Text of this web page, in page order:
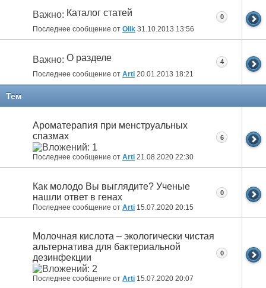
Важно: Каталог статей
Последнее сообщение от Olik 31.10.2013 13:56
0
Важно: О разделе
Последнее сообщение от Arti 20.01.2013 18:21
4
Тем
Ароматерапия при менструальных
спазмах
Последнее сообщение от Arti 21.08.2020 22:30
6
Как молодо Вы выглядите? Ученые
нашли ответ в генах
Последнее сообщение от Arti 15.07.2020 20:15
0
Молочная кислота – экологически чистая
альтернатива для бактериальной
дезинфекции
Последнее сообщение от Arti 15.07.2020 20:07
0